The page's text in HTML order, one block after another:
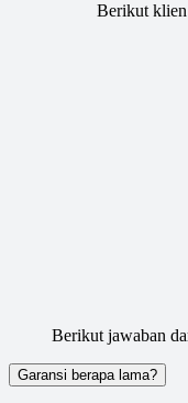
Berikut klien
Berikut jawaban
Garansi berapa lama?